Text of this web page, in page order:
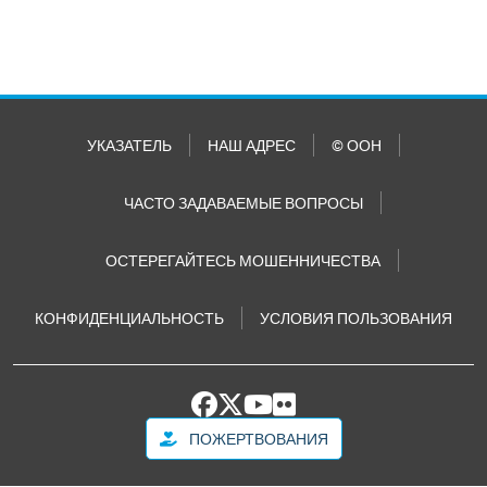
УКАЗАТЕЛЬ НАШ АДРЕС © ООН
ЧАСТО ЗАДАВАЕМЫЕ ВОПРОСЫ
ОСТЕРЕГАЙТЕСЬ МОШЕННИЧЕСТВА
КОНФИДЕНЦИАЛЬНОСТЬ УСЛОВИЯ ПОЛЬЗОВАНИЯ
ПОЖЕРТВОВАНИЯ